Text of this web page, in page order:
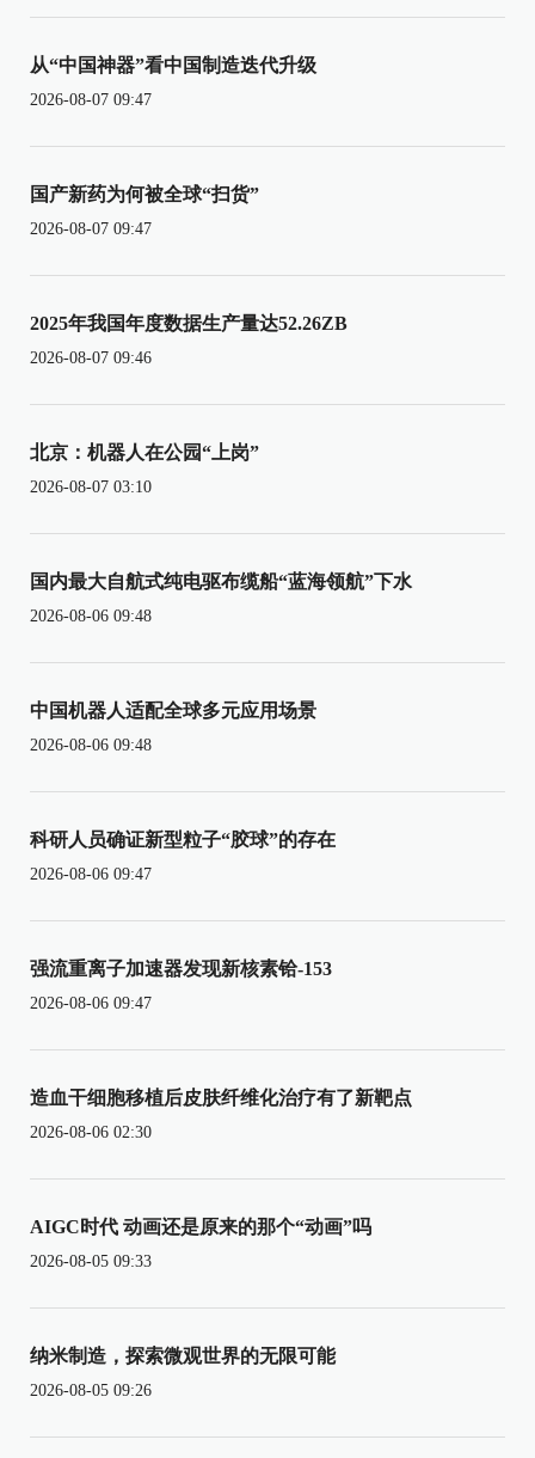
从“中国神器”看中国制造迭代升级
2026-08-07 09:47
国产新药为何被全球“扫货”
2026-08-07 09:47
2025年我国年度数据生产量达52.26ZB
2026-08-07 09:46
北京：机器人在公园“上岗”
2026-08-07 03:10
国内最大自航式纯电驱布缆船“蓝海领航”下水
2026-08-06 09:48
中国机器人适配全球多元应用场景
2026-08-06 09:48
科研人员确证新型粒子“胶球”的存在
2026-08-06 09:47
强流重离子加速器发现新核素铪-153
2026-08-06 09:47
造血干细胞移植后皮肤纤维化治疗有了新靶点
2026-08-06 02:30
AIGC时代 动画还是原来的那个“动画”吗
2026-08-05 09:33
纳米制造，探索微观世界的无限可能
2026-08-05 09:26